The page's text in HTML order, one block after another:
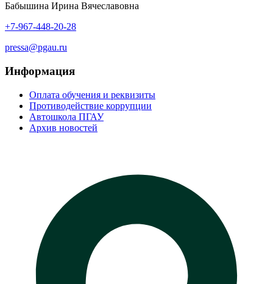
Бабышина Ирина Вячеславовна
+7-967-448-20-28
pressa@pgau.ru
Информация
Оплата обучения и реквизиты
Противодействие коррупции
Автошкола ПГАУ
Архив новостей